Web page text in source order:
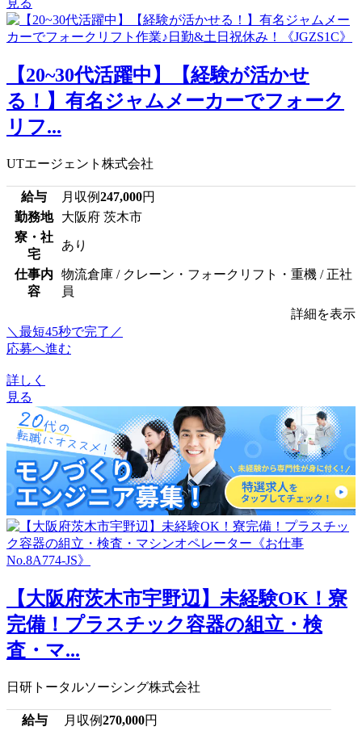
見る
【20~30代活躍中】【経験が活かせ
る！】有名ジャムメーカーでフォーク
リフ...
UTエージェント株式会社
給与 月収例247,000円
勤務地
大阪府 茨木市
寮・社
宅
あり
仕事内
容
物流倉庫 / クレーン・フォークリフト・重機 / 正社
員
詳細を表示
＼最短45秒で完了／
応募へ進む
詳しく
見る
【大阪府茨木市宇野辺】未経験OK！寮
完備！プラスチック容器の組立・検
査・マ...
日研トータルソーシング株式会社
給与 月収例270,000円